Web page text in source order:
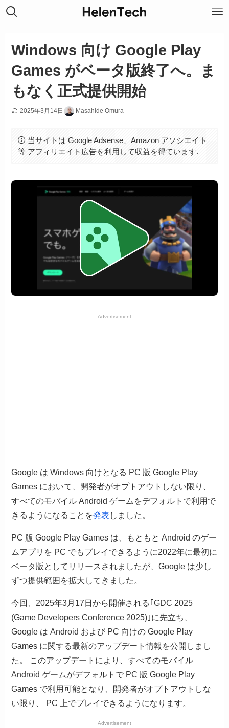
Windows 向け Google Play
Games がベータ版終了へ。ま
もなく正式提供開始
2025年3月14日 Masahide Omura
当サイトは Google Adsense、Amazon アソシエイト
等 アフィリエイト広告を利用して収益を得ています.
Advertisement
Google は Windows 向けとなる PC 版 Google Play
Games において、開発者がオプトアウトしない限り、
すべてのモバイル Android ゲームをデフォルトで利用で
きるようになることを発表 しました。
PC 版 Google Play Games は、もともと Android のゲー
ムアプリを PC でもプレイできるように2022年に最初に
ベータ版としてリリースされましたが、Google は少し
ずつ提供範囲を拡大してきました。
今回、2025年3月17日から開催される｢GDC 2025
(Game Developers Conference 2025)｣に先立ち、
Google は Android および PC 向けの Google Play
Games に関する最新のアップデート情報を公開しまし
た。 このアップデートにより、すべてのモバイル
Android ゲームがデフォルトで PC 版 Google Play
Games で利用可能となり、開発者がオプトアウトしな
い限り、 PC 上でプレイできるようになります。
Advertisement